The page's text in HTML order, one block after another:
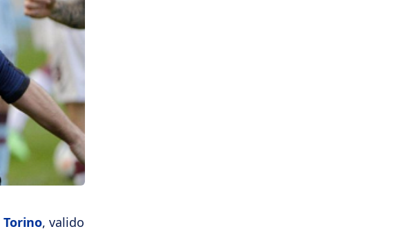
Torino, valido